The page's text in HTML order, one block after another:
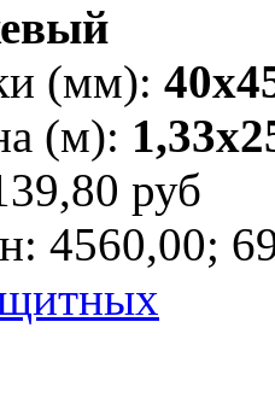
(мм):
(м):
руб
4560,00;